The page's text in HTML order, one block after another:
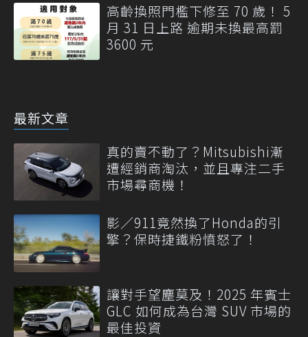
高齡換照門檻下修至 70 歲！ 5
月 31 日上路 逾期未換最高罰
3600 元
最新文章
真的賣不動了？Mitsubishi漸
遭經銷商淘汰，並且專注二手
市場尋商機！
影／911竟然換了Honda的引
擎？保時捷鐵粉憤怒了！
讓對手望塵莫及！2025 年賓士
GLC 如何成為台灣 SUV 市場的
最佳投資